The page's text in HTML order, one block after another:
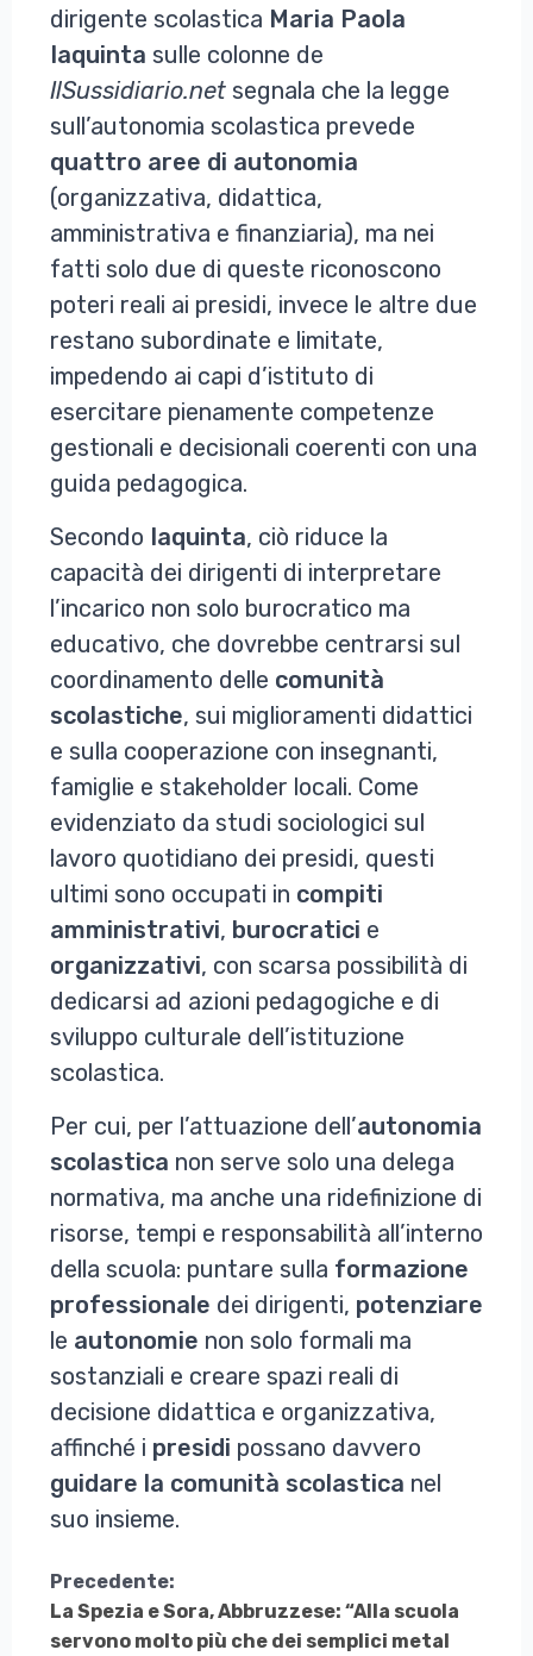
dirigente scolastica Maria Paola
Iaquinta sulle colonne de
IlSussidiario.net segnala che la legge
sull’autonomia scolastica prevede
quattro aree di autonomia
(organizzativa, didattica,
amministrativa e finanziaria), ma nei
fatti solo due di queste riconoscono
poteri reali ai presidi, invece le altre due
restano subordinate e limitate,
impedendo ai capi d’istituto di
esercitare pienamente competenze
gestionali e decisionali coerenti con una
guida pedagogica.
Secondo Iaquinta, ciò riduce la
capacità dei dirigenti di interpretare
l’incarico non solo burocratico ma
educativo, che dovrebbe centrarsi sul
coordinamento delle comunità
scolastiche, sui miglioramenti didattici
e sulla cooperazione con insegnanti,
famiglie e stakeholder locali. Come
evidenziato da studi sociologici sul
lavoro quotidiano dei presidi, questi
ultimi sono occupati in compiti
amministrativi, burocratici e
organizzativi, con scarsa possibilità di
dedicarsi ad azioni pedagogiche e di
sviluppo culturale dell’istituzione
scolastica.
Per cui, per l’attuazione dell’autonomia
scolastica non serve solo una delega
normativa, ma anche una ridefinizione di
risorse, tempi e responsabilità all’interno
della scuola: puntare sulla formazione
professionale dei dirigenti, potenziare
le autonomie non solo formali ma
sostanziali e creare spazi reali di
decisione didattica e organizzativa,
affinché i presidi possano davvero
guidare la comunità scolastica nel
suo insieme.
Continua
a
Precedente:
La Spezia e Sora, Abbruzzese: “Alla scuola
servono molto più che dei semplici metal